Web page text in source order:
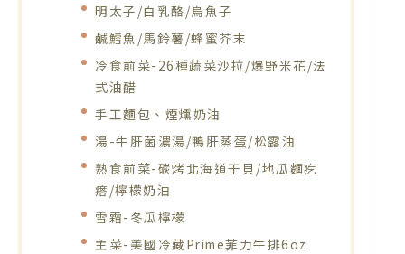
明太子/白乳酪/烏魚子
鹹鱈魚/馬鈴薯/蜂蜜芥末
冷食前菜-26種蔬菜沙拉/爆野米花/法
式油醋
手工麵包、煙燻奶油
湯-牛肝菌濃湯/鴨肝蒸蛋/松露油
熟食前菜-碳烤北海道干貝/地瓜麵疙
瘩/檸檬奶油
雪霜-冬瓜檸檬
主菜-美國冷藏Prime菲力牛排6oz